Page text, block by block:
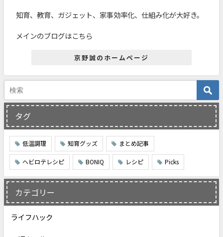
知育、教育、ガジェット、家事効率化、仕組み化が大好き。
メインのブログはこちら
京野誠のホームページ
タグ
低温調理 知育グッズ まとめ記事
ヘビロテレシピ BONIQ レシピ Picks
カテゴリー
ライフハック